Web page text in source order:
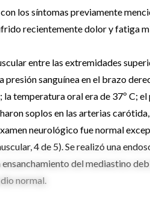
los síntomas previamente
recientemente dolor y fatiga
entre las extremidades
sanguínea en el brazo
temperatura oral era de 37º C; el
soplos en las arterias
neurológico fue normal
4 de 5). Se realizó una
del mediastino
normal.